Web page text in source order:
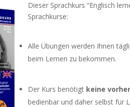
Dieser Sprachkurs “Englisch
Sprachkurse:
Alle Übungen werden Ihnen
beim Lernen zu bekommen.
Der Kurs benötigt keine
bedienbar und daher selbst für